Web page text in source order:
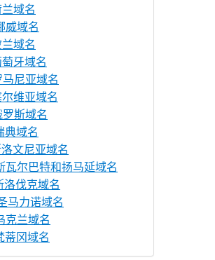
域名
威域名
域名
牙域名
马尼亚域名
维亚域名
罗斯域名
典域名
文尼亚域名
瓦尔巴特和扬马延域名
洛伐克域名
马力诺域名
克兰域名
蒂冈域名